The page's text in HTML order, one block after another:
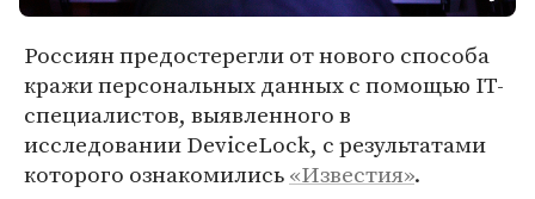
Россиян предостерегли от нового способа
кражи персональных данных с помощью IT-
специалистов, выявленного в
исследовании DeviceLock, с результатами
которого ознакомились«Известия».